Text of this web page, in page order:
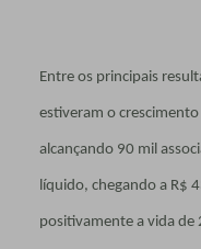
Entre os principais
estiveram o
alcançando 90 mil
líquido, chegando a R$
positivamente a vida de